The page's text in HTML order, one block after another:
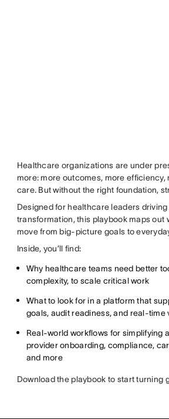
Healthcare organizations are under
more: more outcomes, more
care. But without the right foundation,
Designed for healthcare leaders
transformation, this playbook maps out
move from big-picture goals to
Inside, you’ll find:
Why healthcare teams need better
complexity, to scale critical work
What to look for in a platform that
goals, audit readiness, and real-time
Real-world workflows for simplifying
provider onboarding, compliance,
and more
Download the playbook to start turning